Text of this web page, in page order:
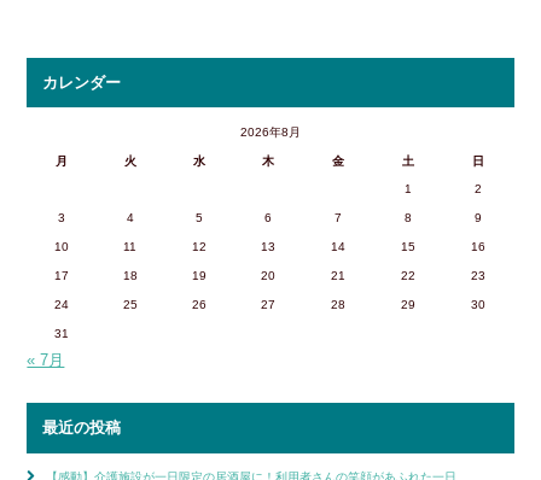
カレンダー
2026年8月
月 火 水 木 金 土 日
1 2
3 4 5 6 7 8 9
10 11 12 13 14 15 16
17 18 19 20 21 22 23
24 25 26 27 28 29 30
31
« 7月
最近の投稿